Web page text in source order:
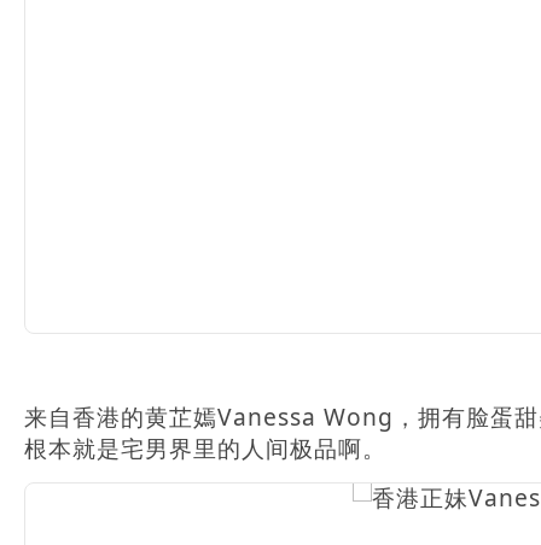
来自香港的黄芷嫣Vanessa Wong，拥有脸蛋
根本就是宅男界里的人间极品啊。